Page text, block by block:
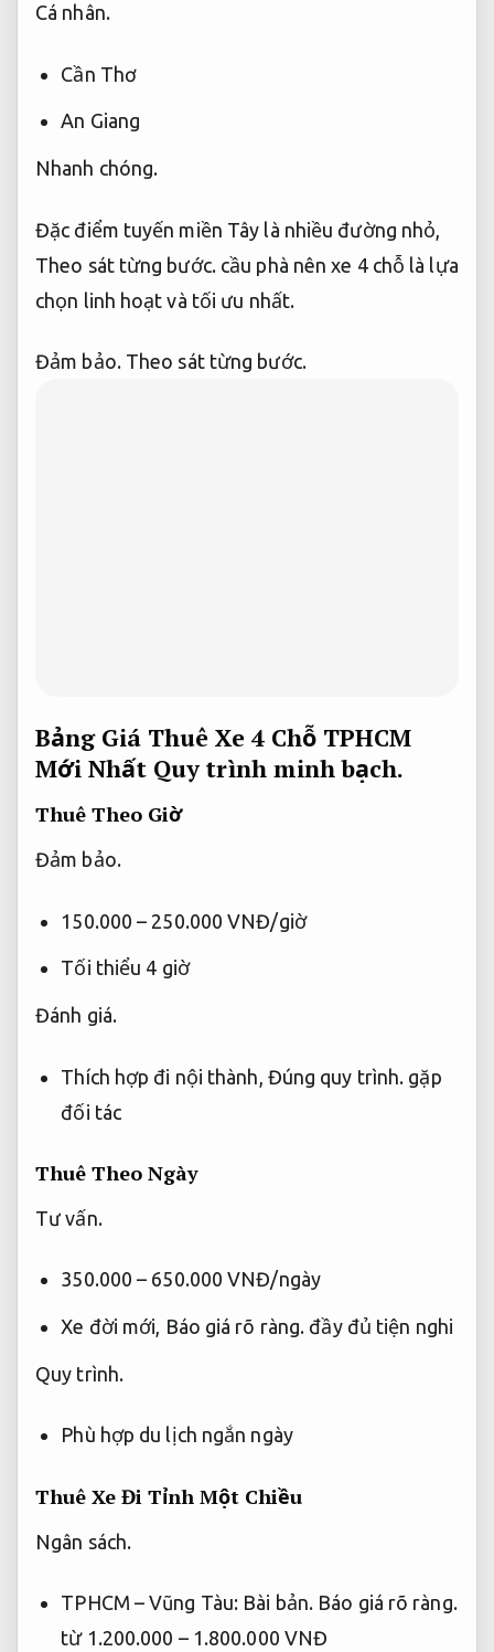
Cá nhân.
Cần Thơ
An Giang
Nhanh chóng.
Đặc điểm tuyến miền Tây là nhiều đường nhỏ,
Theo sát từng bước. cầu phà nên xe 4 chỗ là lựa
chọn linh hoạt và tối ưu nhất.
Đảm bảo. Theo sát từng bước.
Bảng Giá Thuê Xe 4 Chỗ TPHCM
Mới Nhất Quy trình minh bạch.
Thuê Theo Giờ
Đảm bảo.
150.000 – 250.000 VNĐ/giờ
Tối thiểu 4 giờ
Đánh giá.
Thích hợp đi nội thành, Đúng quy trình. gặp
đối tác
Thuê Theo Ngày
Tư vấn.
350.000 – 650.000 VNĐ/ngày
Xe đời mới, Báo giá rõ ràng. đầy đủ tiện nghi
Quy trình.
Phù hợp du lịch ngắn ngày
Thuê Xe Đi Tỉnh Một Chiều
Ngân sách.
TPHCM – Vũng Tàu: Bài bản. Báo giá rõ ràng.
từ 1.200.000 – 1.800.000 VNĐ